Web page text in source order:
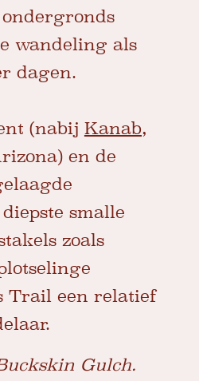
wandeling als
dagen.
(nabij Kanab,
en de
smalle
zoals
Trail een relatief
Gulch.